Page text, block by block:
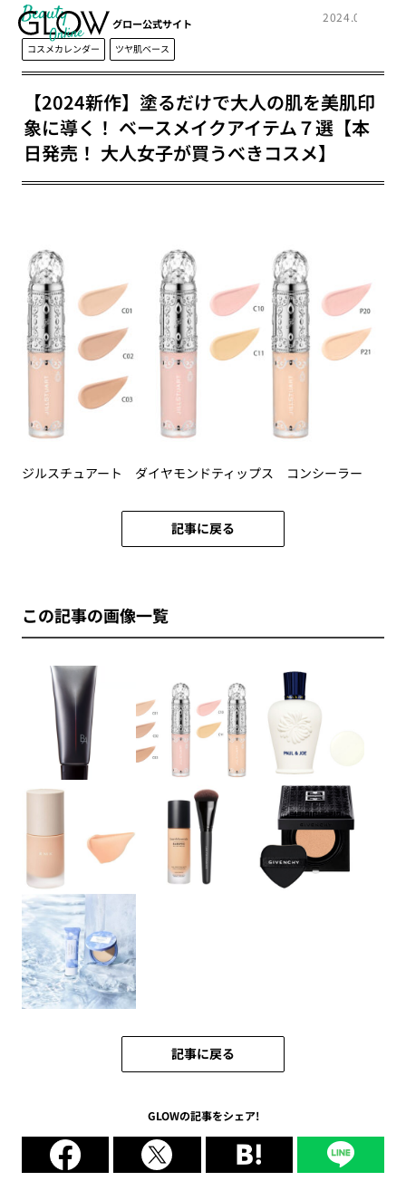
グロー公式サイト 2024.02.27
Beauty
コスメカレンダー ツヤ肌ベース
【2024新作】塗るだけで大人の肌を美肌印
象に導く！ ベースメイクアイテム７選【本
日発売！ 大人女子が買うべきコスメ】
ジルスチュアート ダイヤモンドティップス コンシーラー
記事に戻る
この記事の画像一覧
記事に戻る
GLOWの記事をシェア!